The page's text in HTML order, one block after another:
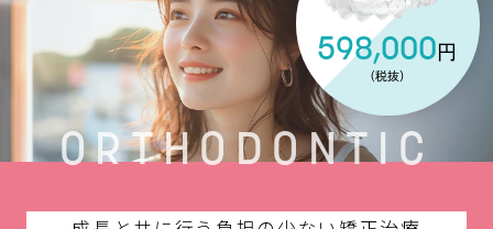
598,000 円
（税抜）
ORTHODONTIC